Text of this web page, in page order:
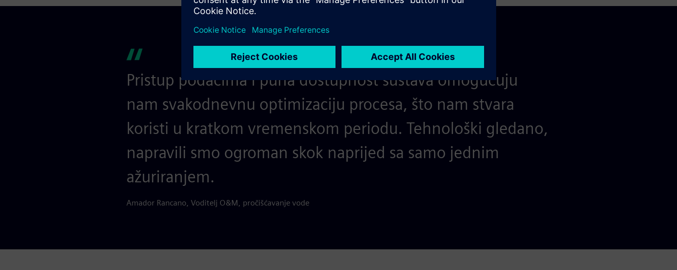
Pristup podacima i puna dostupnost sustava omogućuju
nam svakodnevnu optimizaciju procesa, što nam stvara
koristi u kratkom vremenskom periodu. Tehnološki gledano,
napravili smo ogroman skok naprijed sa samo jednim
ažuriranjem.
Amador Rancano, Voditelj O&M, pročišćavanje vode